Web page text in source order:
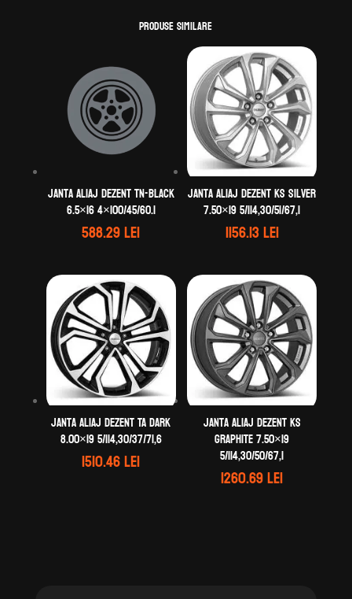
Produse similare
Janta aliaj DEZENT TN-black
6.5×16 4×100/45/60.1
588.29lei
Janta aliaj DEZENT KS silver
7.50×19 5/114,30/51/67,1
1156.13lei
Janta aliaj DEZENT TA dark
8.00×19 5/114,30/37/71,6
1510.46lei
Janta aliaj DEZENT KS
graphite 7.50×19
5/114,30/50/67,1
1260.69lei